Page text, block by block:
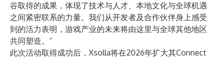
谷取得的成果，体现了技术与人才、本地文化与全球机遇
之间紧密联系的力量。我们从开发者及合作伙伴身上感受
到的活力表明，游戏产业的未来将由这里与全球其他地区
共同塑造。”
此次活动取得成功后，Xsolla将在2026年扩大其Connect